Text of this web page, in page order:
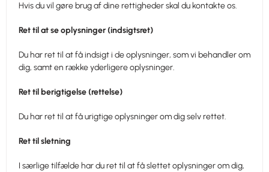
Hvis du vil gøre brug af dine rettigheder skal du kontakte os.
Ret til at se oplysninger (indsigtsret)
Du har ret til at få indsigt i de oplysninger, som vi behandler om
dig, samt en række yderligere oplysninger.
Ret til berigtigelse (rettelse)
Du har ret til at få urigtige oplysninger om dig selv rettet.
Ret til sletning
I særlige tilfælde har du ret til at få slettet oplysninger om dig,